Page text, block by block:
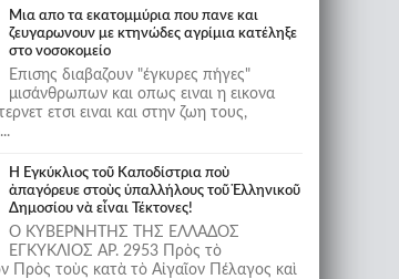
Μια απο τα εκατομμύρια που πανε και
ζευγαρωνουν με κτηνώδες αγρίμια κατέληξε
στο νοσοκομείο
Επισης διαβαζουν "έγκυρες πήγες"
μισάνθρωπων και οπως ειναι η εικονα
ετσι ειναι και στην ζωη τους,
Ἡ Ἐγκύκλιος τοῦ Καποδίστρια ποὺ
ἀπαγόρευε στοὺς ὑπαλλήλους τοῦ Ἑλληνικοῦ
Δημοσίου νὰ εἶναι Τέκτονες!
Ο ΚΥΒΕΡΝΗΤΗΣ ΤΗΣ ΕΛΛΑΔΟΣ
ΕΓΚΥΚΛΙΟΣ ΑΡ. 2953 Πρὸς τὸ
Πρὸς τοὺς κατὰ τὸ Αἰγαῖον Πέλαγος καὶ